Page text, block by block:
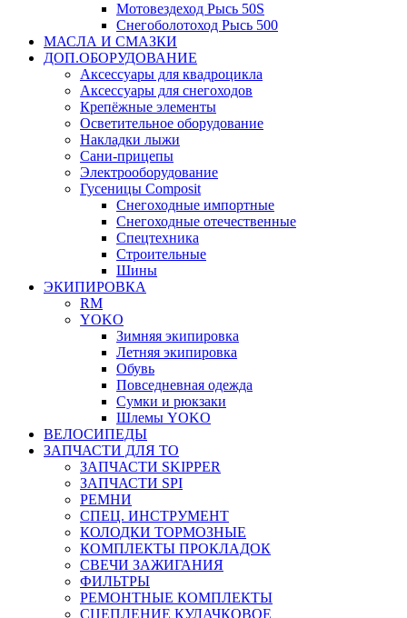
Мотовездеход Рысь 50S
Снегоболотоход Рысь 500
МАСЛА И СМАЗКИ
ДОП.ОБОРУДОВАНИЕ
Аксессуары для квадроцикла
Аксессуары для снегоходов
Крепёжные элементы
Осветительное оборудование
Накладки лыжи
Сани-прицепы
Электрооборудование
Гусеницы Composit
Снегоходные импортные
Снегоходные отечественные
Спецтехника
Строительные
Шины
ЭКИПИРОВКА
RM
YOKO
Зимняя экипировка
Летняя экипировка
Обувь
Повседневная одежда
Сумки и рюкзаки
Шлемы YOKO
ВЕЛОСИПЕДЫ
ЗАПЧАСТИ ДЛЯ ТО
ЗАПЧАСТИ SKIPPER
ЗАПЧАСТИ SPI
РЕМНИ
СПЕЦ. ИНСТРУМЕНТ
КОЛОДКИ ТОРМОЗНЫЕ
КОМПЛЕКТЫ ПРОКЛАДОК
СВЕЧИ ЗАЖИГАНИЯ
ФИЛЬТРЫ
РЕМОНТНЫЕ КОМПЛЕКТЫ
СЦЕПЛЕНИЕ КУЛАЧКОВОЕ